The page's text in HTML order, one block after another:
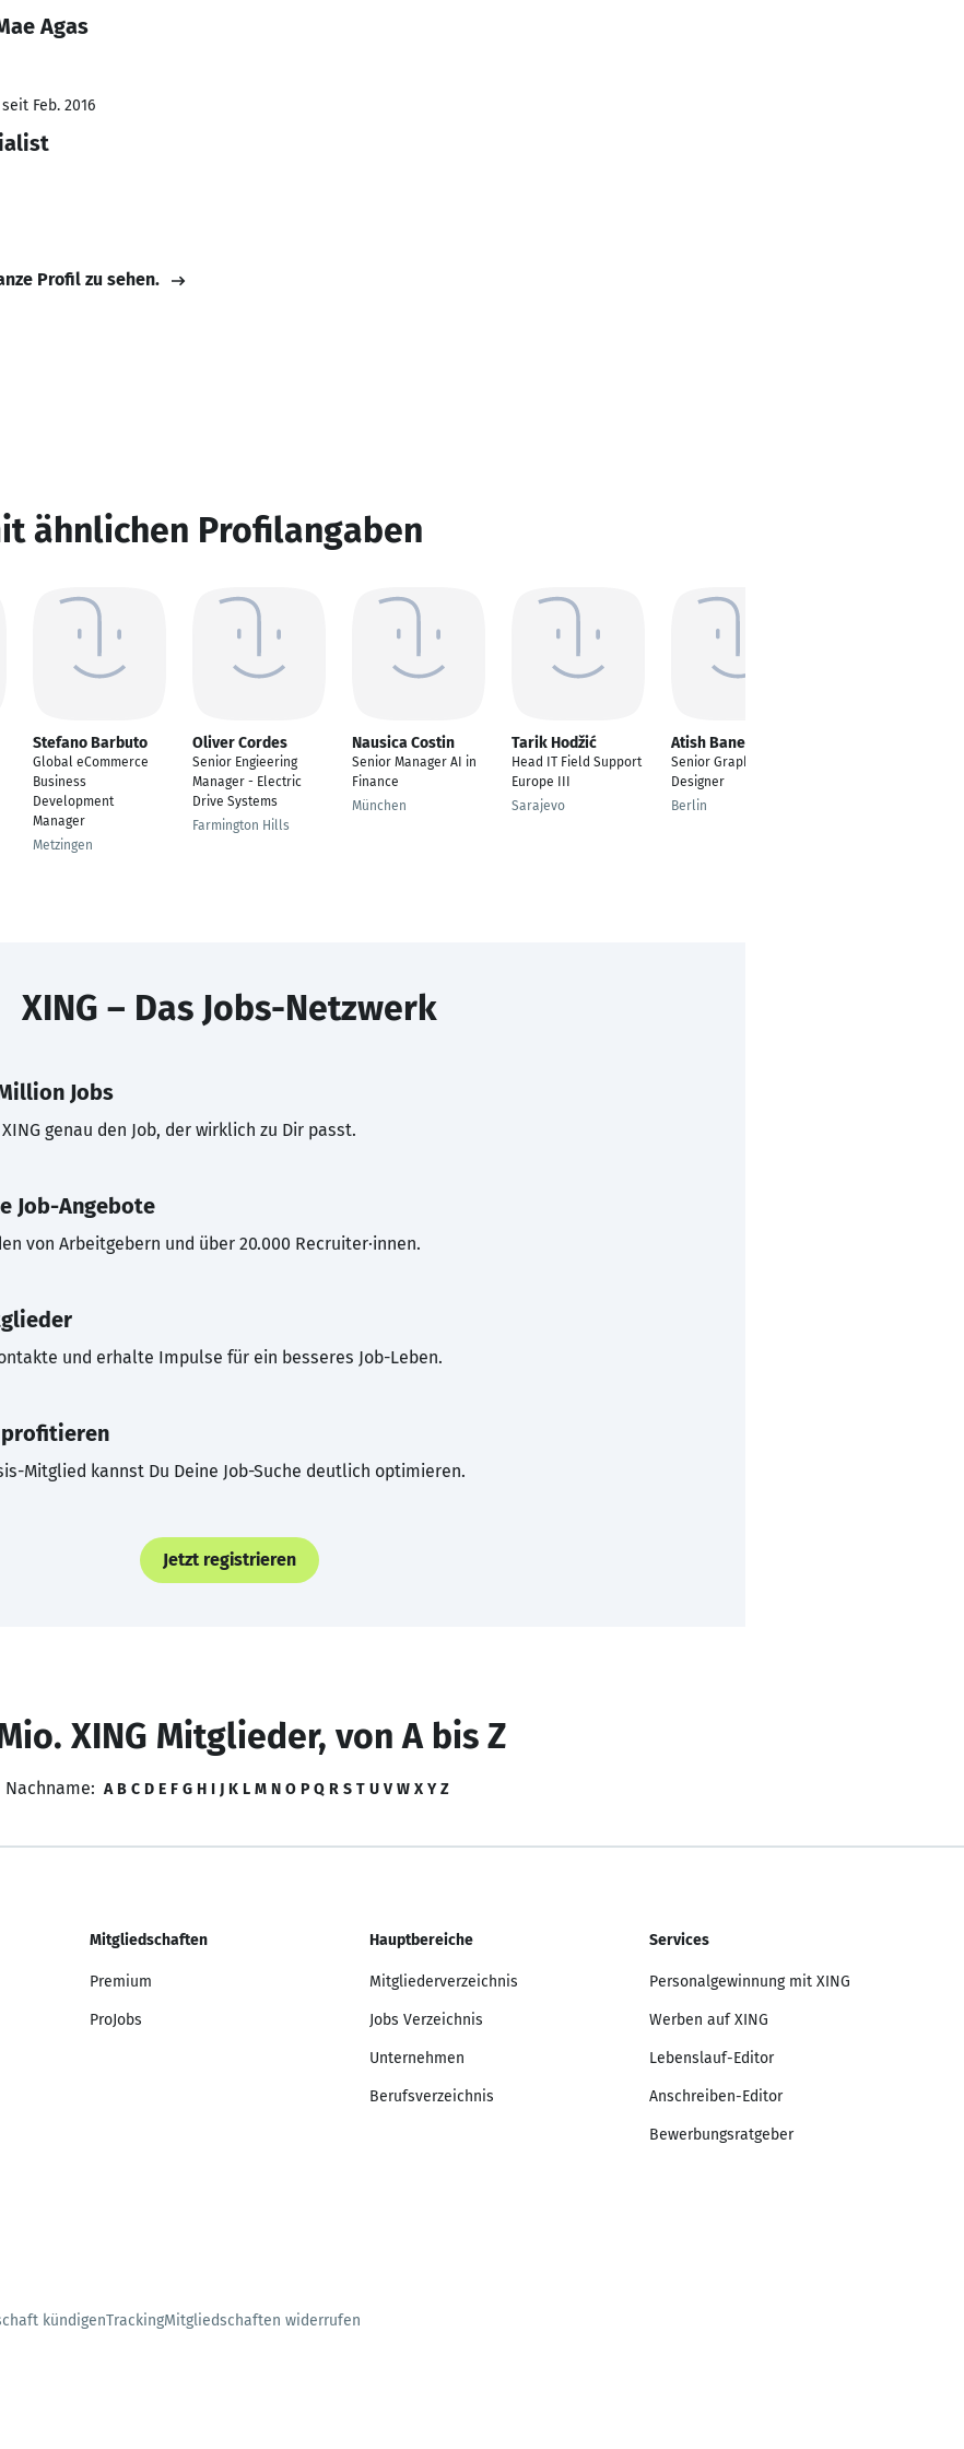
Agas
Feb. 2016
Profil zu sehen.
ähnlichen Profilangaben
Stefano Barbuto
Global eCommerce
Business
Development
Manager
Metzingen
Oliver Cordes
Senior Engieering
Manager - Electric
Drive Systems
Farmington Hills
Nausica Costin
Senior Manager AI in
Finance
München
Tarik Hodžić
Head IT Field Support
Europe III
Sarajevo
Atish Banerjee
Senior Graphic
Designer
Berlin
XING – Das Jobs-Netzwerk
Jobs
genau den Job, der wirklich zu Dir passt.
Job-Angebote
von Arbeitgebern und über 20.000 Recruiter·innen.
und erhalte Impulse für ein besseres Job-Leben.
Mitglied kannst Du Deine Job-Suche deutlich optimieren.
Jetzt registrieren
XING Mitglieder, von A bis Z
Nachname: A B C D E F G H I J K L M N O P Q R S T U V W X Y Z
Mitgliedschaften
Premium
ProJobs
Hauptbereiche
Mitgliederverzeichnis
Jobs Verzeichnis
Unternehmen
Berufsverzeichnis
Services
Personalgewinnung mit XING
Werben auf XING
Lebenslauf-Editor
Anschreiben-Editor
Bewerbungsratgeber
kündigenTrackingMitgliedschaften widerrufen